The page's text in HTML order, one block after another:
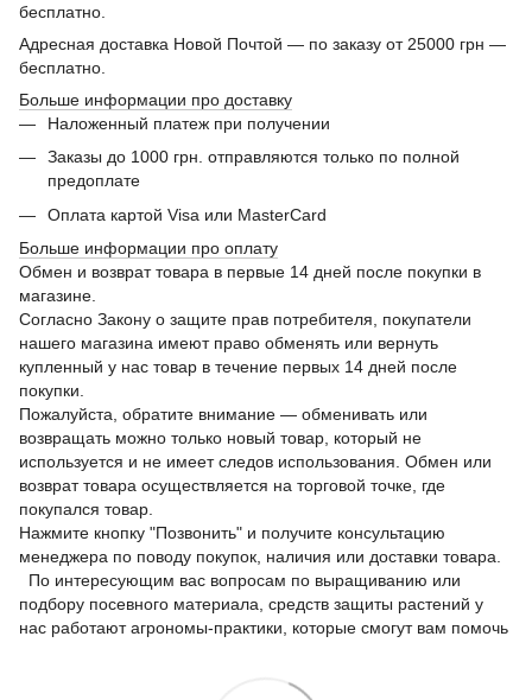
бесплатно.
Адресная доставка Новой Почтой — по заказу от 25000 грн —
бесплатно.
Больше информации про доставку
Наложенный платеж при получении
Заказы до 1000 грн. отправляются только по полной
предоплате
Оплата картой Visa или MasterCard
Больше информации про оплату
Обмен и возврат товара в первые 14 дней после покупки в
магазине.
Согласно Закону о защите прав потребителя, покупатели
нашего магазина имеют право обменять или вернуть
купленный у нас товар в течение первых 14 дней после
покупки.
Пожалуйста, обратите внимание — обменивать или
возвращать можно только новый товар, который не
используется и не имеет следов использования. Обмен или
возврат товара осуществляется на торговой точке, где
покупался товар.
Нажмите кнопку "Позвонить" и получите консультацию
менеджера по поводу покупок, наличия или доставки товара.
По интересующим вас вопросам по выращиванию или
подбору посевного материала, средств защиты растений у
нас работают агрономы-практики, которые смогут вам помочь